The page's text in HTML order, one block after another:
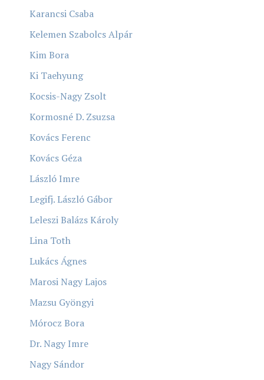
Karancsi Csaba
Kelemen Szabolcs Alpár
Kim Bora
Ki Taehyung
Kocsis-Nagy Zsolt
Kormosné D. Zsuzsa
Kovács Ferenc
Kovács Géza
László Imre
Legifj. László Gábor
Leleszi Balázs Károly
Lina Toth
Lukács Ágnes
Marosi Nagy Lajos
Mazsu Gyöngyi
Mórocz Bora
Dr. Nagy Imre
Nagy Sándor